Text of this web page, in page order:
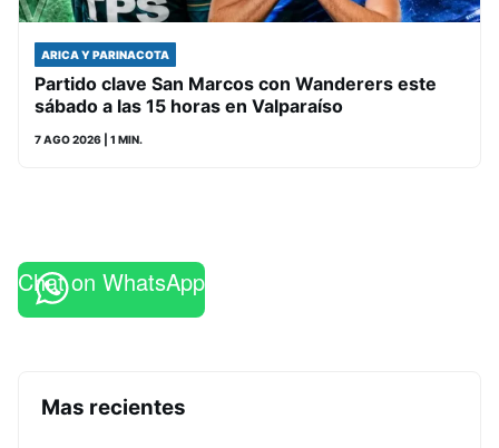
ARICA Y PARINACOTA
Partido clave San Marcos con Wanderers este
sábado a las 15 horas en Valparaíso
7 AGO 2026 | 1 MIN.
Chat on WhatsApp
Mas recientes